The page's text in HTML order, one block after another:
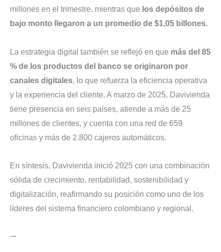
millones en el trimestre, mientras que los depósitos de
bajo monto llegaron a un promedio de $1,05 billones.
La estrategia digital también se reflejó en que más del 85
% de los productos del banco se originaron por
canales digitales, lo que refuerza la eficiencia operativa
y la experiencia del cliente. A marzo de 2025, Davivienda
tiene presencia en seis países, atiende a más de 25
millones de clientes, y cuenta con una red de 659
oficinas y más de 2.800 cajeros automáticos.
En síntesis, Davivienda inició 2025 con una combinación
sólida de crecimiento, rentabilidad, sostenibilidad y
digitalización, reafirmando su posición como uno de los
líderes del sistema financiero colombiano y regional.
—